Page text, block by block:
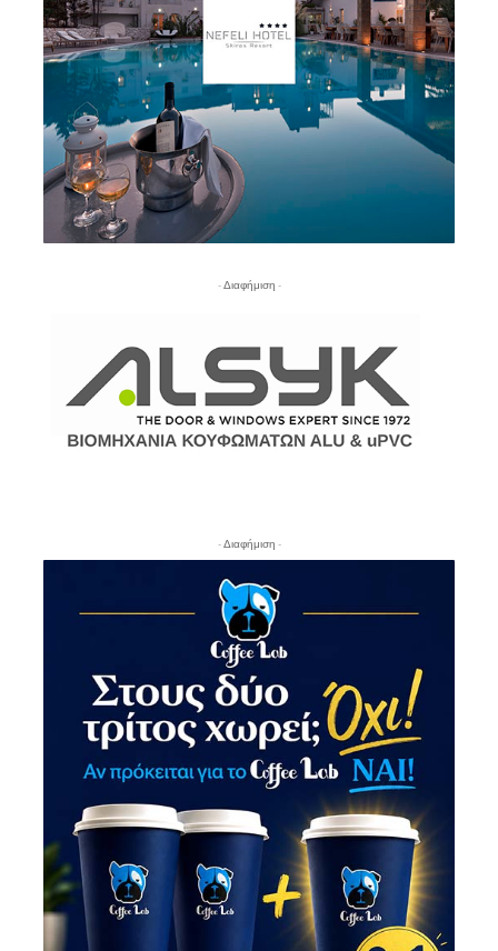
- Διαφήμιση -
- Διαφήμιση -